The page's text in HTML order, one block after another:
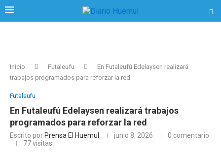
Inicio Futaleufu
En Futaleufú Edelaysen realizará
trabajos programados para reforzar la red
Futaleufu
En Futaleufú Edelaysen realizará trabajos
programados para reforzar la red
Escrito por Prensa El Huemul junio 8, 2026
0 comentario
77visitas